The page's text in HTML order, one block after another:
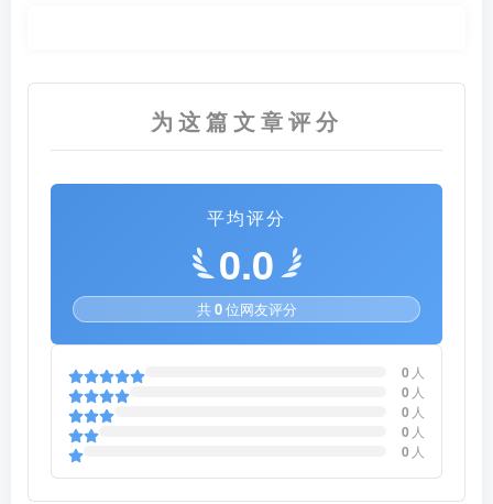
为这篇文章评分
平均评分
0.0
共0位网友评分
0 人
0 人
0 人
0 人
0 人